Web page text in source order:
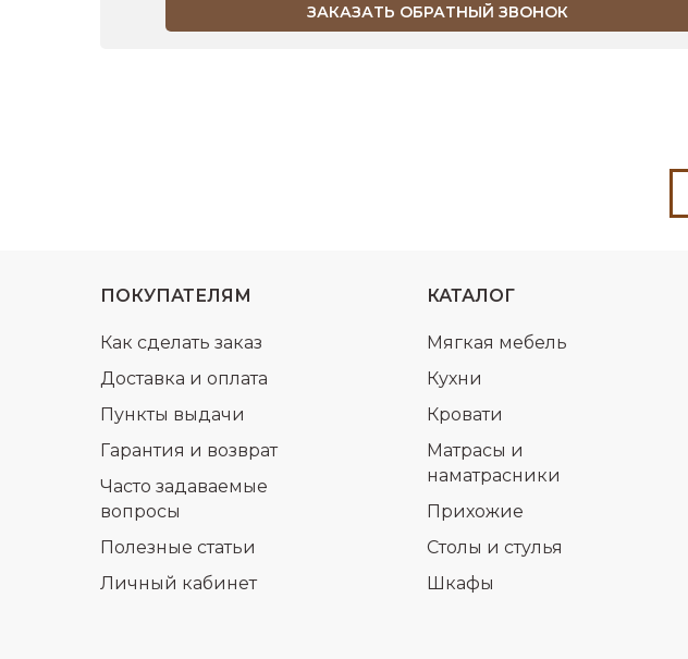
ЗАКАЗАТЬ ОБРАТНЫЙ ЗВОНОК
КАТАЛОГ
Кухни
Мягкая мебель
Кровати
Матрасы и
наматрасники
Прихожие
Столы и стулья
Шкафы
ПОКУПАТЕЛЯМ
Доставка и оплата
Часто задаваемые
вопросы
Гарантия и возврат
Полезные статьи
Пункты выдачи
Как сделать заказ
Личный кабинет